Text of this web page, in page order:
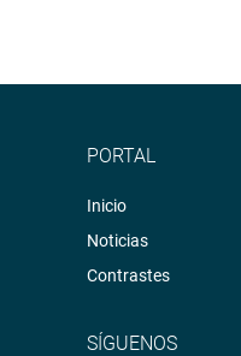
PORTAL
Inicio
Noticias
Contrastes
SÍGUENOS